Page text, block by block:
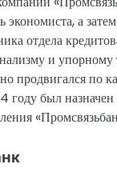
экономиста, а
отдела
и упорному
продвигался по
году был назначен